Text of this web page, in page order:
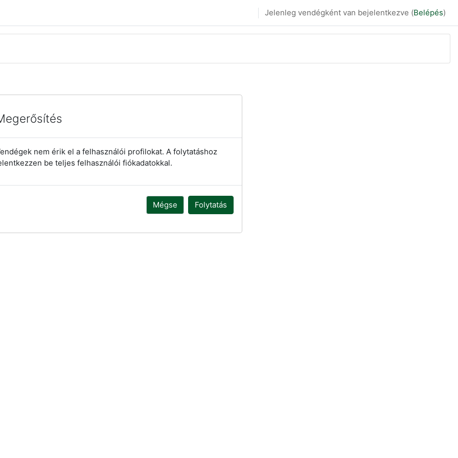
Jelenleg vendégként van bejelentkezve (Belépés)
nem érik el a felhasználói profilokat. A folytatáshoz
be teljes felhasználói fiókadatokkal.
Mégse Folytatás